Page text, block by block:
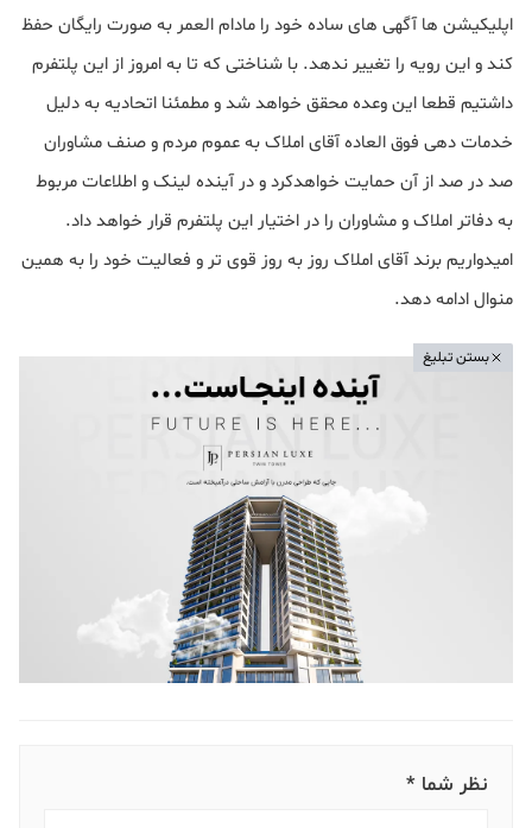
اپلیکیشن ها آگهی های ساده خود را مادام العمر به صورت رایگان حفظ
کند و این رویه را تغییر ندهد. با شناختی که تا به امروز از این پلتفرم
داشتیم قطعا این وعده محقق خواهد شد و مطمئنا اتحادیه به دلیل
خدمات دهی فوق العاده آقای املاک به عموم مردم و صنف مشاوران
صد در صد از آن حمایت خواهدکرد و در آینده لینک و اطلاعات مربوط
به دفاتر املاک و مشاوران را در اختیار این پلتفرم قرار خواهد داد.
امیدواریم برند آقای املاک روز به روز قوی تر و فعالیت خود را به همین
منوال ادامه دهد.
بستن تبلیغ
نظر شما *